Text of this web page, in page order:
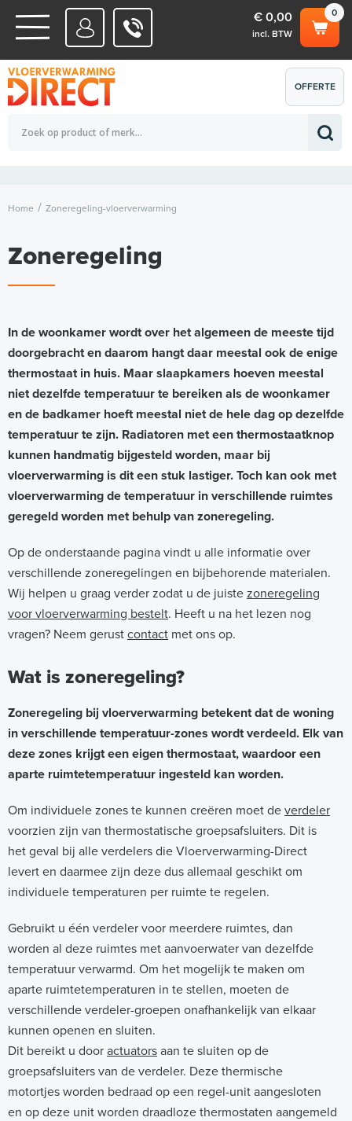
WATERSYSTEMEN
ELEKTRISCHE SYSTEMEN
0
€ 0,00
incl. BTW
Totaalbedrag (incl. BTW) € 0,00
OFFERTE
AANVRAGEN
Home Zoneregeling-vloerverwarming
Zoneregeling
In de woonkamer wordt over het algemeen de meeste tijd
doorgebracht en daarom hangt daar meestal ook de enige
thermostaat in huis. Maar slaapkamers hoeven meestal
niet dezelfde temperatuur te bereiken als de woonkamer
en de badkamer hoeft meestal niet de hele dag op dezelfde
temperatuur te zijn. Radiatoren met een thermostaatknop
kunnen handmatig bijgesteld worden, maar bij
vloerverwarming is dit een stuk lastiger. Toch kan ook met
vloerverwarming de temperatuur in verschillende ruimtes
geregeld worden met behulp van zoneregeling.
Op de onderstaande pagina vindt u alle informatie over
verschillende zoneregelingen en bijbehorende materialen.
Wij helpen u graag verder zodat u de juiste zoneregeling
voor vloerverwarming bestelt. Heeft u na het lezen nog
vragen? Neem gerust contact met ons op.
Wat is zoneregeling?
Zoneregeling bij vloerverwarming betekent dat de woning
in verschillende temperatuur-zones wordt verdeeld. Elk van
deze zones krijgt een eigen thermostaat, waardoor een
aparte ruimtetemperatuur ingesteld kan worden.
Om individuele zones te kunnen creëren moet de verdeler
voorzien zijn van thermostatische groepsafsluiters. Dit is
het geval bij alle verdelers die Vloerverwarming-Direct
levert en daarmee zijn deze dus allemaal geschikt om
individuele temperaturen per ruimte te regelen.
Gebruikt u één verdeler voor meerdere ruimtes, dan
worden al deze ruimtes met aanvoerwater van dezelfde
temperatuur verwarmd. Om het mogelijk te maken om
aparte ruimtetemperaturen in te stellen, moeten de
verschillende verdeler-groepen onafhankelijk van elkaar
kunnen openen en sluiten.
Dit bereikt u door actuators aan te sluiten op de
groepsafsluiters van de verdeler. Deze thermische
motortjes worden bedraad op een regel-unit aangesloten
en op deze unit worden draadloze thermostaten aangemeld